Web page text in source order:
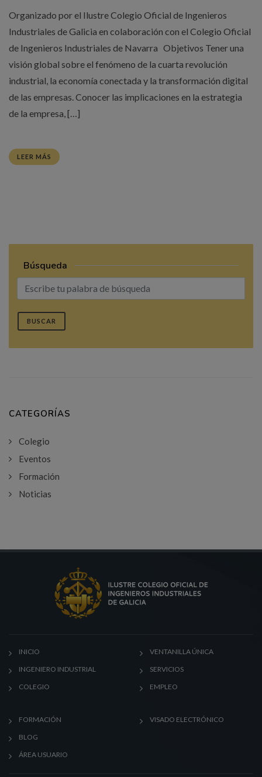
Organizado por el Ilustre Colegio Oficial de Ingenieros
Industriales de Galicia en colaboración con el Colegio Oficial
de Ingenieros Industriales de Navarra Objetivos Tener una
visión global sobre el fenómeno de la cuarta revolución
industrial, la economía conectada y la transformación digital
de las empresas. Conocer las implicaciones en la estrategia
de la empresa, […]
LEER MÁS
Búsqueda
BUSCAR
CATEGORÍAS
Colegio
Eventos
Formación
Noticias
INICIO
INGENIERO INDUSTRIAL
COLEGIO
VENTANILLA ÚNICA
SERVICIOS
EMPLEO
FORMACIÓN
BLOG
ÁREA USUARIO
VISADO ELECTRÓNICO